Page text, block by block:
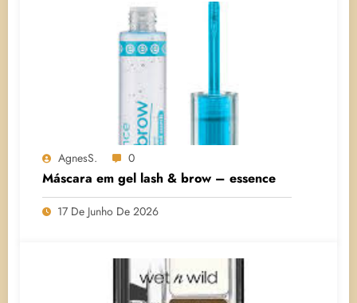
AgnesS. 0
Máscara em gel lash & brow – essence
17 De Junho De 2026